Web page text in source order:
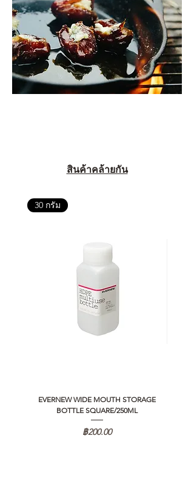
สินค้าคล้ายกัน
30 กรัม
EVERNEW WIDE MOUTH STORAGE
BOTTLE SQUARE/250ML
ราคา
฿200.00